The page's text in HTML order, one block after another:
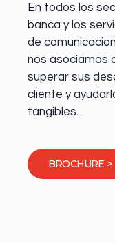
En todos los
banca y los
de
nos asociamos
superar sus
cliente y
tangibles.
BROCHURE >